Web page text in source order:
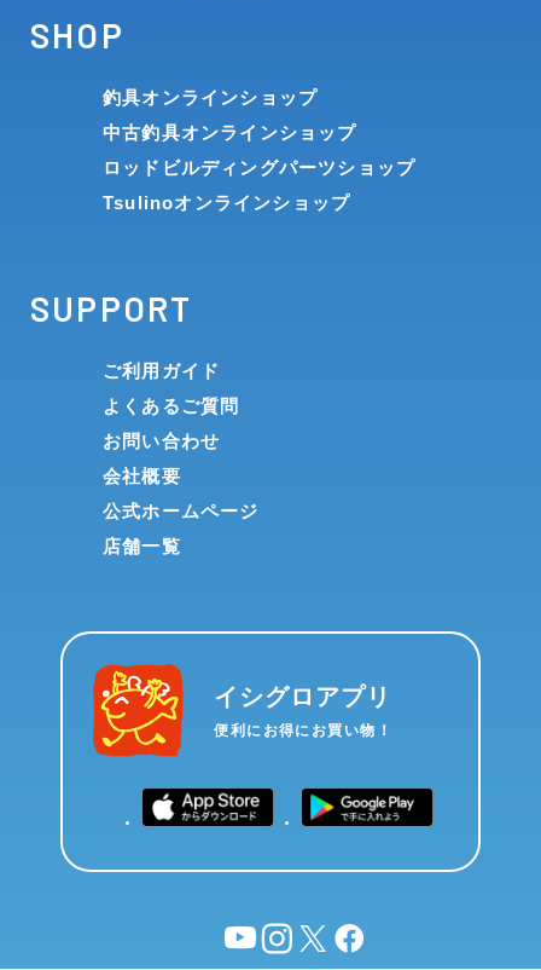
SHOP
釣具オンラインショップ
中古釣具オンラインショップ
ロッドビルディングパーツショップ
Tsulinoオンラインショップ
SUPPORT
ご利用ガイド
よくあるご質問
お問い合わせ
会社概要
公式ホームページ
店舗一覧
イシグロアプリ
便利にお得にお買い物！
YouTubeinstagram
X facebook